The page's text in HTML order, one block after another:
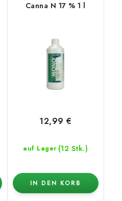
Canna N 17 % 1 l
auf Lager (12 Stk.)
12,99 €
IN DEN KORB